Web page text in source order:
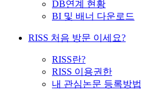
DB연계 현황
BI 및 배너 다운로드
RISS 처음 방문 이세요?
RISS란?
RISS 이용권한
내 관심논문 등록방법